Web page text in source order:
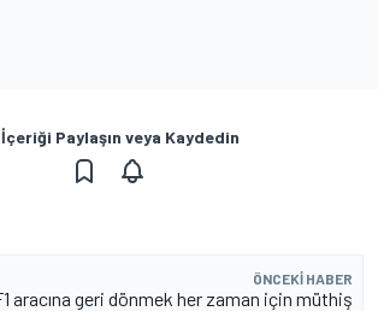
İçeriği Paylaşın veya Kaydedin
ÖNCEKI HABER
aracına geri dönmek her zaman için müthiş